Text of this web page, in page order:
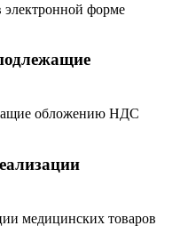
электронной форме
обложению НДС
медицинских товаров